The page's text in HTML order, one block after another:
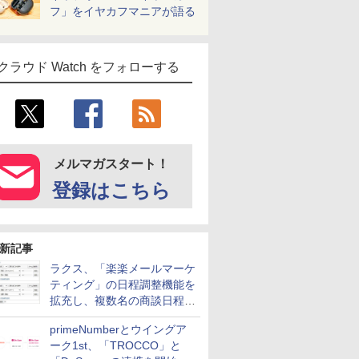
フ」をイヤカフマニアが語る
ラウド Watch をフォローする
メルマガスタート！
登録はこちら
記事
ラクス、「楽楽メールマーケ
ティング」の日程調整機能を
拡充し、複数名の商談日程調
整を効率化
primeNumberとウイングア
ーク1st、「TROCCO」と